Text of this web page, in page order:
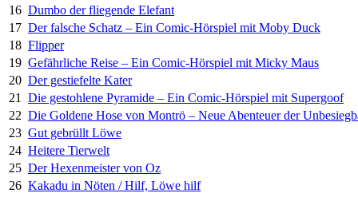
16 Dumbo der fliegende Elefant
17 Der falsche Schatz – Ein Comic-Hörspiel mit Moby Duck
18 Flipper
19 Gefährliche Reise – Ein Comic-Hörspiel mit Micky Maus
20 Der gestiefelte Kater
21
Die gestohlene Pyramide – Ein Comic-Hörspiel mit Supergoof
22 Die Goldene Hose von Montrö – Neue Abenteuer der
23 Gut gebrüllt Löwe
24 Heitere Tierwelt
25 Der Hexenmeister von Oz
26 Kakadu in Nöten / Hilf, Löwe hilf